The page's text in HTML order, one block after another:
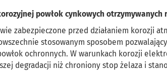
powłok cynkowych otrzymywanych
zabezpieczone przed działaniem korozji
stosowanym sposobem
ochronnych. W warunkach korozji
degradacji niż chroniony stop żelaza i